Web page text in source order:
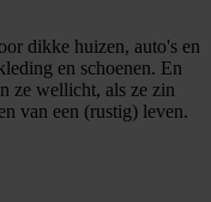
dikke huizen, auto's en
en schoenen. En
ze wellicht, als ze zin
van een (rustig) leven.